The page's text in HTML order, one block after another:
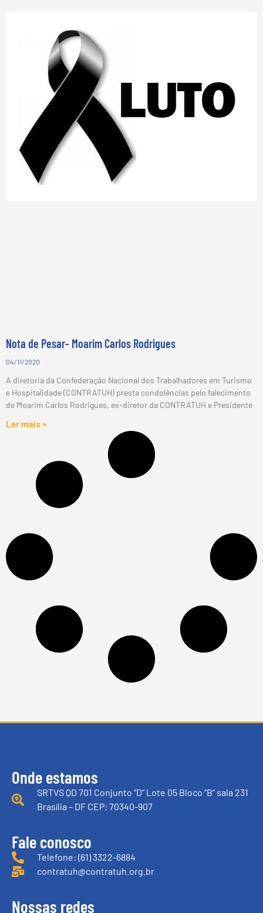
Nota de Pesar- Moarim Carlos Rodrigues
04/11/2020
A diretoria da Confederação Nacional dos Trabalhadores em Turismo
e Hospitalidade (CONTRATUH) presta condolências pelo falecimento
de Moarim Carlos Rodrigues, ex-diretor da CONTRATUH e Presidente
Ler mais »
Onde estamos
SRTVS QD 701 Conjunto “D” Lote 05 Bloco “B” sala 231
Brasília – DF CEP: 70340-907
Fale conosco
Telefone: (61) 3322-6884
contratuh@contratuh.org.br
Nossas redes